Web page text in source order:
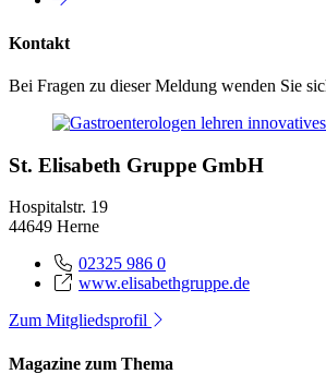
Kontakt
Bei Fragen zu dieser Meldung wenden Sie
St. Elisabeth Gruppe GmbH
Hospitalstr. 19
44649 Herne
02325 986 0
www.elisabethgruppe.de
Zum Mitgliedsprofil
Magazine zum Thema